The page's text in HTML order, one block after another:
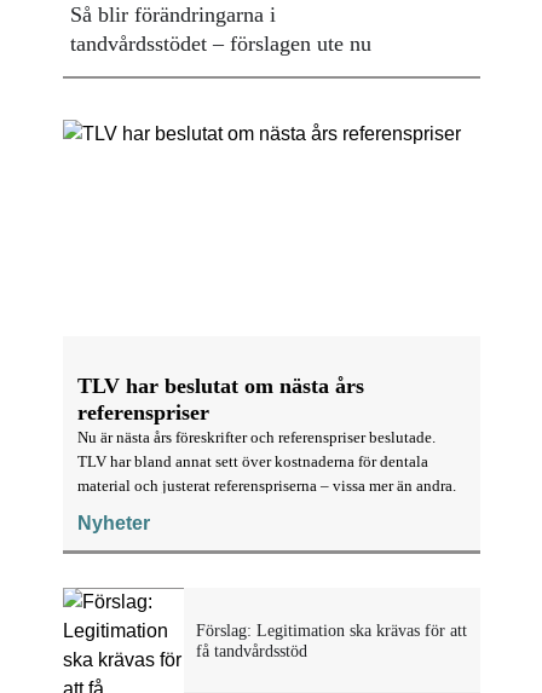
TLV har beslutat om nästa års
referenspriser
Nu är nästa års föreskrifter och referenspriser beslutade.
TLV har bland annat sett över kostnaderna för dentala
material och justerat referenspriserna – vissa mer än andra.
Nyheter
Så blir förändringarna i
tandvårdsstödet – förslagen ute nu
Förslag: Legitimation ska krävas för att
få tandvårdsstöd